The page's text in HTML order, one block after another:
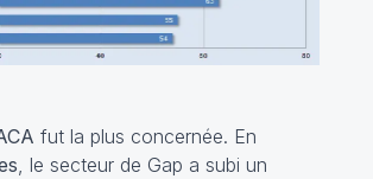
fut la plus concernée. En
, le secteur de Gap a subi un